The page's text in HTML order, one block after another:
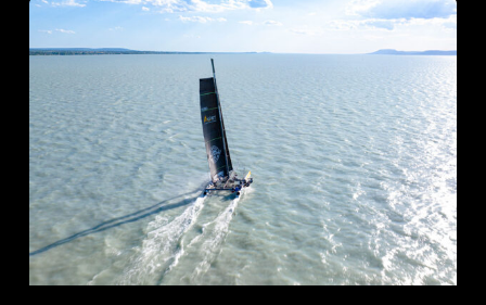
IT
KLIMA
Service
Ezüst
Szalag
–
Éjszakai
túraverseny
2026.